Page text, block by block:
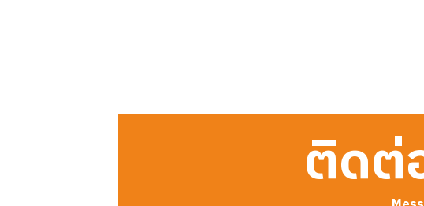
ติดต่